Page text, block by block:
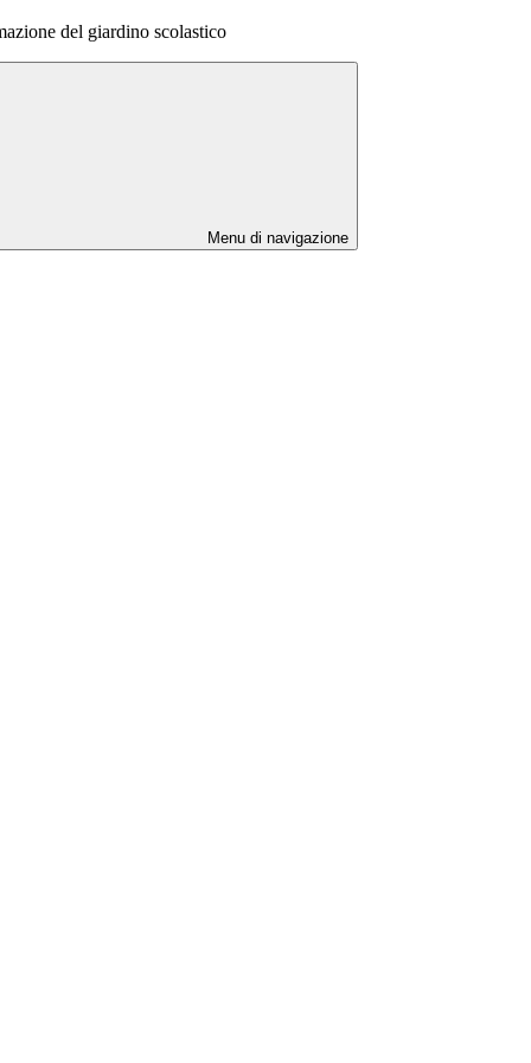
del giardino scolastico
Menu di navigazione